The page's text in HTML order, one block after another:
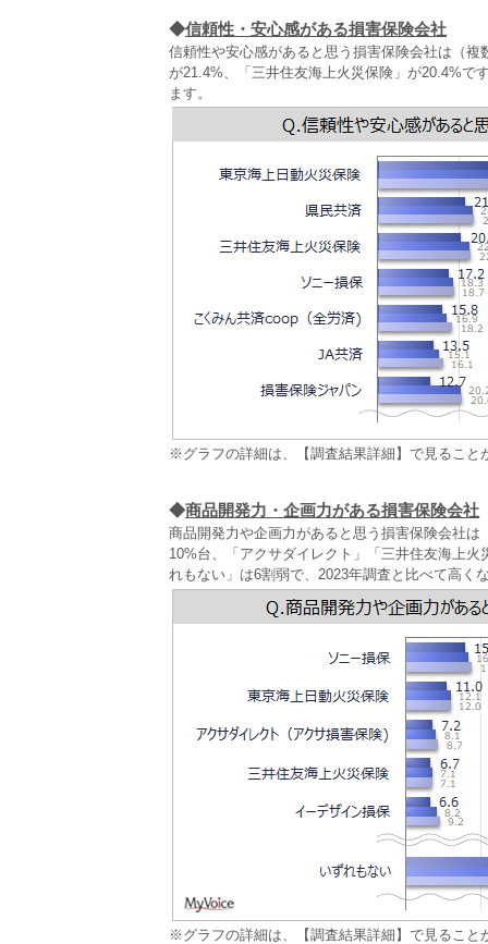
◆信頼性・安心感がある損害保険会社
信頼性や安心感があると思う損害保険会社は（
が21.4%、「三井住友海上火災保険」が20.4%で
ます。
※グラフの詳細は、【調査結果詳細】で見ること
◆商品開発力・企画力がある損害保険会社
商品開発力や企画力があると思う損害保険会社
10%台、「アクサダイレクト」「三井住友海上
れもない」は6割弱で、2023年調査と比べて高く
※グラフの詳細は、【調査結果詳細】で見ること